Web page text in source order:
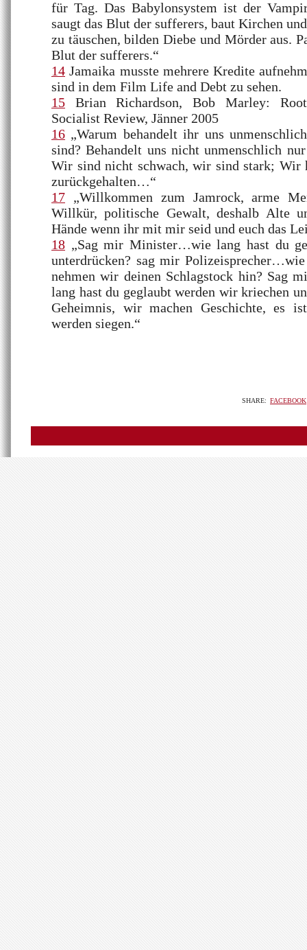
für Tag. Das Babylonsystem ist der
saugt das Blut der sufferers, baut Kirchen
zu täuschen, bilden Diebe und Mörder aus.
Blut der sufferers.“
14 Jamaika musste mehrere Kredite
sind in dem Film Life and Debt zu sehen.
15 Brian Richardson, Bob Marley:
Socialist Review, Jänner 2005
16 „Warum behandelt ihr uns
sind? Behandelt uns nicht unmenschlich
Wir sind nicht schwach, wir sind stark; Wir
zurückgehalten…“
17 „Willkommen zum Jamrock, arme
Willkür, politische Gewalt, deshalb Alte
Hände wenn ihr mit mir seid und euch das
18 „Sag mir Minister…wie lang hast du
unterdrücken? sag mir
nehmen wir deinen Schlagstock hin? Sag
lang hast du geglaubt werden wir kriechen
Geheimnis, wir machen Geschichte, es
werden siegen.“
FACEBOOK
SHARE: